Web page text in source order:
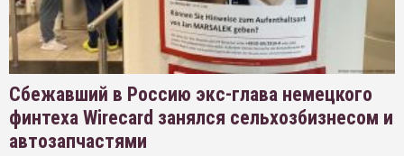
Сбежавший в Россию экс-глава немецкого
финтеха Wirecard занялся сельхозбизнесом и
автозапчастями